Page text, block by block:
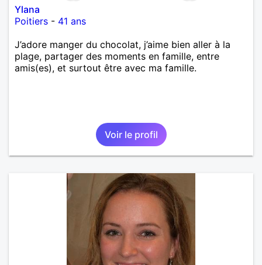
Ylana
Poitiers - 41 ans
J’adore manger du chocolat, j’aime bien aller à la
plage, partager des moments en famille, entre
amis(es), et surtout être avec ma famille.
Voir le profil